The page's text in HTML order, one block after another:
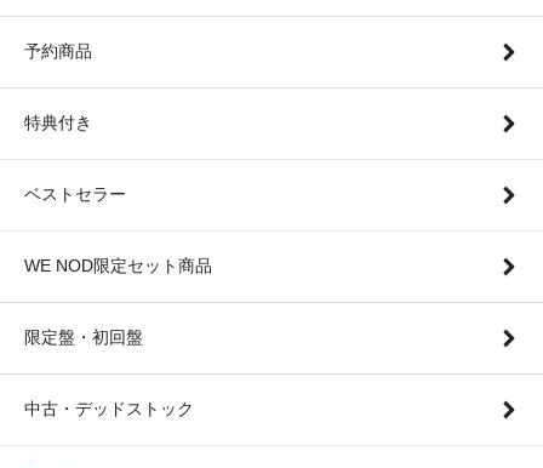
予約商品
特典付き
ベストセラー
WE NOD限定セット商品
限定盤・初回盤
中古・デッドストック